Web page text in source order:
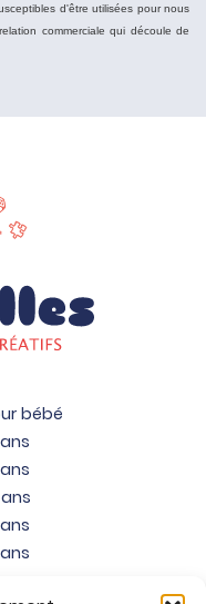
d'être utilisées pour nous
commerciale qui découle de
bébé